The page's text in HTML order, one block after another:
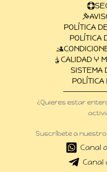
POLÍTICA
POLÍTICA
CALIDAD Y
SISTEMA
¿Quieres estar
Suscríbete a
Canal
Canal